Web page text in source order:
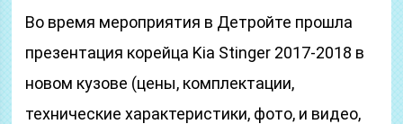
Во время мероприятия в Детройте прошла
презентация корейца Kia Stinger 2017-2018 в
новом кузове (цены, комплектации,
технические характеристики, фото, и видео,